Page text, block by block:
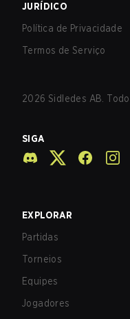
JURÍDICO
Política de Privacidade
Termos de Serviço
2026 Sidledes AB.
SIGA
EXPLORAR
Partidas
Torneios
Equipes
Jogadores